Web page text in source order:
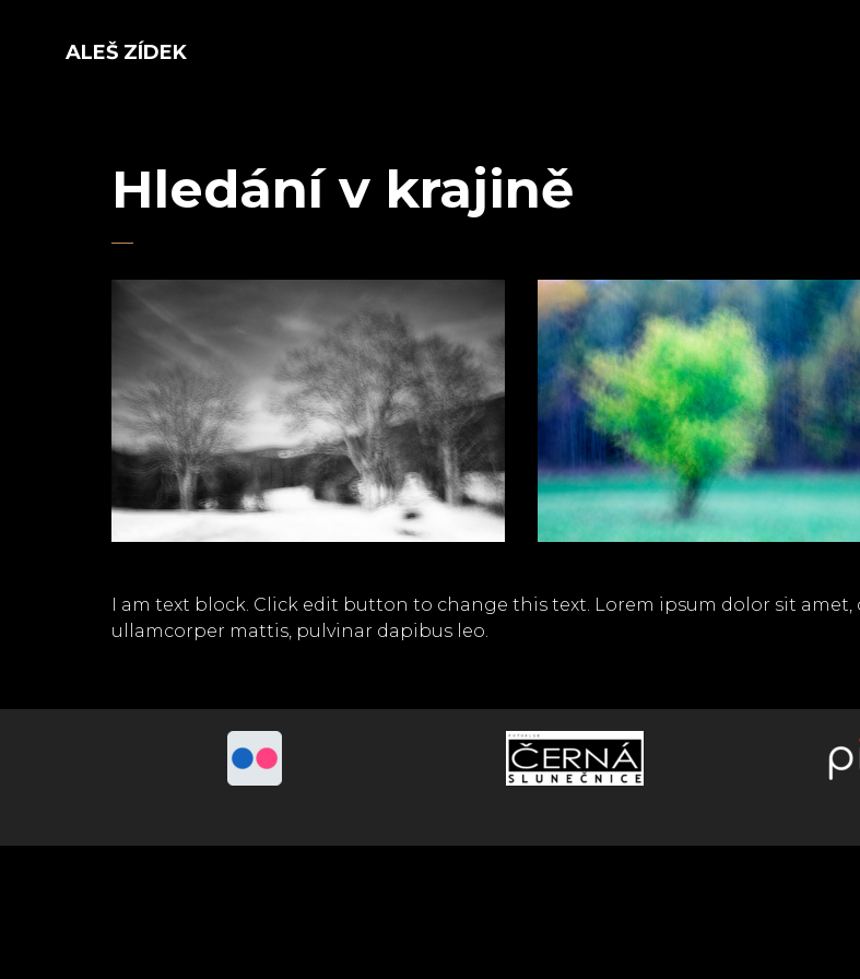
ALEŠ ZÍDEK
Hledání v krajině
I am text block. Click edit button to change this text. Lorem ipsum dolor sit
ullamcorper mattis, pulvinar dapibus leo.